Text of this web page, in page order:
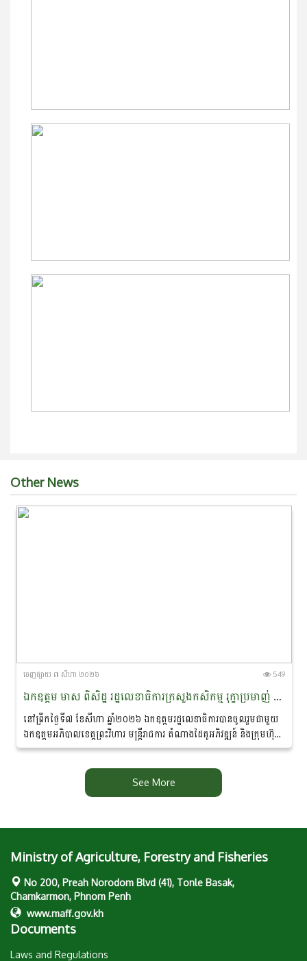
Other News
ចេញ​ផ្សាយ​ ៧ សីហា ២០២៦ 549
ឯកឧត្តម មាស ពិសិដ្ឋ រដ្ឋលេខាធិការក្រសួងកសិកម្ម រុក្ខាប្រមាញ់ និងនេសាទ បានចូលរួមជាអធិបតីភាពក្នុងពិធីចុះហត្ថលេខាលក់-ទិញផលិតផលកសិកម្មសរីរាង្គ នៅខេត្តព្រះវិហារ
នៅព្រឹកថ្ងៃទី៧ ខែសីហា ឆ្នាំ២០២៦ ឯកឧត្តមរដ្ឋលេខាធិការបានចូលរួមជាមួយ
ឯកឧត្តមអភិបាលខេត្តព្រះវិហារ មន្ត្រីរាជការ តំណាងដៃគូអភិវឌ្ឍន៍ និងក្រុមហ៊ុន
ឯកជន ព្រមទាំងប្រជាកសិករ...
See More
Ministry of Agriculture, Forestry and Fisheries
No 200, Preah Norodom Blvd (41), Tonle Basak,
Chamkarmon, Phnom Penh
www.maff.gov.kh
Documents
Laws and Regulations